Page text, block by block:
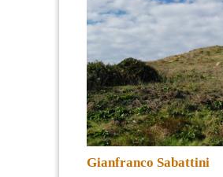
Gianfranco Sabattini